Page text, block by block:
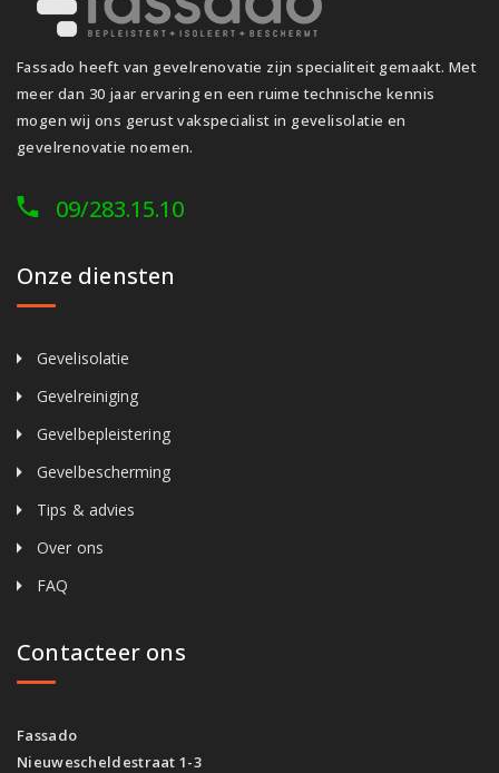
Fassado heeft van gevelrenovatie zijn specialiteit gemaakt. Met
meer dan 30 jaar ervaring en een ruime technische kennis
mogen wij ons gerust vakspecialist in gevelisolatie en
gevelrenovatie noemen.
09/283.15.10
Onze diensten
Gevelisolatie
Gevelreiniging
Gevelbepleistering
Gevelbescherming
Tips & advies
Over ons
FAQ
Contacteer ons
Fassado
Nieuwescheldestraat 1-3